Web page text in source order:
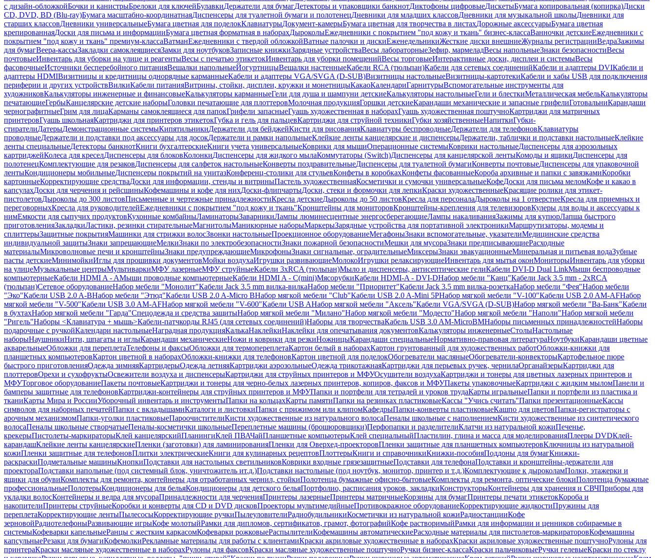
с дизайн-обложкойБочки и канистрыБрелоки для ключейБулавкиДержатели для бумагДетекторы и упаковщики банкнотДиктофоны цифровыеДискетыБумага копировальная (копирка)Диски
CD, DVD, BD (Blu-ray)Бумага масштабно-координатнаяДиспенсеры для туалетной бумаги и полотенецДневники для младших классовДневники для музыкальной школыДневники для
старших классовДневники универсальныеБумага цветная для поделокКлавиатурыДокумент-камерыБумага цветная для творчества в листахДорожные аксессуарыБумага цветная
крепированнаяДоски для письма и информацииБумага цветная форматная в наборахДыроколыЕжедневники с покрытием "под кожу и ткань" бизнес-классаВанночки детскиеЕжедневники с
покрытием "под кожу и ткань" премиум-классаВатманЕжедневники с твердой обложкойВатные палочки и дискиЕженедельникиЖесткие диски внешниеЖурналы регистрацииВедраЗажимы
для бумагВеера-кассыЗакладки самоклеящиесяЗамки для ноутбуковЗаписные книжкиЗарядные устройстваВесы лабораторныеЗефир, мармеладВесы напольныеЗнаки безопасностиВесы
почтовыеИнвентарь для уборки на улице и реагентыВесы с печатью этикетокИнвентарь для уборки помещенийВесы торговыеИнтерактивные доски, дисплеи и системыВесы
фасовочныеИсточники бесперебойного питанияВешалки напольныеЙогуртницыВешалки настенныеКабели RCA (тюльпан)Кабели для сетевых соединенийКабели и адаптеры DVIКабели и
адаптеры HDMIВизитницы и кредитницы однорядные карманныеКабели и адаптеры VGA/SVGA (D-SUB)Визитницы настольныеВизитницы-картотекиКабели и хабы USB для подключения
периферии и других устройствВилкиКабели питанияВитрины, стойки, дисплеи, кружки и монетницыКакаоКалендариГарнитурыВспомогательные инструменты для
художниковКалькуляторы инженерные и финансовыеКалькуляторы карманныеГели для душа и шампуни детскиеКалькуляторы настольныеГели и блесткиМеталлическая мебельКалькуляторы
печатающиеГербыКанцелярские детские наборыГоловки печатающие для плоттеровМолочная продукцияГоршки детскиеКарандаши механические и запасные грифелиГотовальниКарандаши
чернографитныеГрим для лицаКарманы самоклеящиеся для папокГрифели запасныеГуашь художественная в наборахГуашь художественная поштучноКартриджи для матричных
принтеровГуашь школьнаяКартриджи для принтеров этикетокГубка и гель для пальцевКартриджи для струйной техникиГубки хозяйственныеНапиткиГубки-
стирателиДатерыДемонстрационные системыКипятильникиДержатели для бейджейКисти для рисованияКлавиатуры беспроводныеДержатели для телефоновКлавиатуры
проводныеДержатели и подставки под аксессуары для досокДержатели и рамки напольныеКлейкие ленты канцелярские и диспенсерыДержатели, таблички и подставки настольныеКлейкие
ленты специальныеДетекторы банкнотКниги бухгалтерскиеКниги учета универсальныеКоврики для мышиОперационные системыКоврики настольныеДиспенсеры для аэрозольных
картриджейКолеса для креселДиспенсеры для блоковКолонкиДиспенсеры для жидкого мылаКоммутаторы (Switch)Диспенсеры для канцелярской лентыКомоды и ящикиДиспенсеры для
полотенецКомплектующие для резаковДиспенсеры для салфеток настольныеКонверты поздравительныеДиспенсеры для туалетной бумагиКонверты почтовыеДиспенсеры для упаковочной
лентыКондиционеры мобильныеДиспенсеры покрытий на унитазКонференц-столики для стульевКонфеты в коробкахКонфеты фасованныеКороба архивные и папки с завязкамиКоробки
картонныеКорректирующие средстваДоски для информации, стенды и витриныПастель художественнаяКосметички и сумочки универсальныеКофеДоски для письма меломКофе и какао в
капсулахДоски для черчения и рейсшиныКофемашины и кофе для нихДоски-флипчартыДоски, стеки и формочки для лепкиКраски художественныеКрасящие ролики для этикет-
пистолетовДыроколы до 300 листовПисьменные и чертежные принадлежностиКресла детскиеДыроколы до 50 листовКресла для персоналаДыроколы на 1 отверстиеКресла для приемных и
переговорныхКресла для руководителейЕжедневники с покрытием "под кожу и ткань"Кронштейны для мониторовКронштейны-крепления для телевизоровКулеры для воды и аксессуары к
нимЕмкости для сыпучих продуктовКухонные комбайныЛаминаторыЗаварникиЛампы люминесцентные энергосберегающиеЛампы накаливанияЗажимы для купюрЛапша быстрого
приготовленияЗакладкиЛастики, резинки стирательныеМагнитолыМаникюрные наборыМаркерыЗарядные устройства для портативной электроникиМаршрутизаторы, модемы и
сплиттерыЗащитные покрытияМашинки для стрижки волосЗвонки настольныеПроекционное оборудованиеМегафоныЗнаки вспомогательные, указателиМедицинские средства
индивидуальной защитыЗнаки запрещающиеМелкиЗнаки по электробезопасностиЗнаки пожарной безопасностиМешки для мусораЗнаки предписывающиеРасходные
материалыМикроволновые печи и кронштейныЗнаки предупреждающиеМикрофоныЗнаки сигнальные, оградительныеМиксерыЗнаки эвакуационныеМинеральная и питьевая водаЗубные
пасты детскиеМинимойкиИглы для прошивки документовМойки воздухаИгрушки развивающиеМолокоИгрушки релаксирующиеИнвентарь для мытья оконМониторыИнвентарь для уборки
на улицеМузыкальные центрыМультиваркиМФУ лазерныеМФУ струйныеКабели 3xRCA (тюльпан)Мыло и диспенсеры, антисептические гелиКабели DVI-D Dual LinkМыши беспроводные
компьютерныеКабели HDMI A - AМыши проводные компьютерныеКабели HDMI A - C(mini)МясорубкиКабели HDMI-A - DVI-DНабор мебели "Канц"Кабели Jack 3.5 mm - 2xRCA
(тюльпан)Сетевое оборудованиеНабор мебели "Монолит"Кабели Jack 3.5 mm вилка-вилкаНабор мебели "Приоритет"Кабели Jack 3.5 mm вилка-розеткаНабор мебели "Фея"Набор мебели
"Эко"Кабели USB 2.0 A-BНабор мебели "Этюд"Кабели USB 2.0 A-Micro BНабор мягкой мебели "Club"Кабели USB 2.0 A-Mini 5PНабор мягкой мебели "V-100"Кабели USB 2.0 AM-AFНабор
мягкой мебели "V-500"Кабели USB 3.0 AM-AFНабор мягкой мебели "V-600"Кабели USB AНабор мягкой мебели "Аксель"Кабели VGA/SVGA (D-SUB)Набор мягкой мебели "Ва-Банк"Кабели
в бухтахНабор мягкой мебели "Гарда"Спецодежда и средства защитыНабор мягкой мебели "Милано"Набор мягкой мебели "Модесто"Набор мягкой мебели "Наполи"Набор мягкой мебели
"Ригель"Наборы <Клавиатура + мышь>Кабели-патчкорды RJ45 (для сетевых соединений)Наборы для творчестваКабель USB 3.0 AM-MicroBMНаборы письменных принадлежностейНаборы
подарочные с ручкойКалендари настольныеНаградная продукцияКалькаНаклейкиНаклейки для опечатывания документовКалькуляторы инженерныеСтолыНастольные
наборыНаушникиНити, шпагаты и иглыКарандаши механическиеНожи и коврики для резкиНожницыКарандаши специальныеНормативно-правовая литератураНоутбукиКарандаши цветные
акварельныеОбложки для переплетаТелефоны и факсыОбложки для термопереплетаКартон белый в наборахКартон грунтованный для художественных работОбложки-книжки для
планшетных компьютеровКартон цветной в наборахОбложки-книжки для телефоновКартон цветной для поделокОбогреватели масляныеОбогреватели-конвекторыКартофельное пюре
быстрого приготовленияОдежда зимняяКартридерыОдежда летняяКартриджи аэрозольныеОдежда трикотажнаяКартриджи для перьевых ручек, чернилаОрганайзерыКартриджи для
плоттеровОрехи и сухофруктыОсвежители воздуха и диспенсерыКартриджи для струйных принтеров и МФУОсушители воздухаКартриджи и тонеры для цветных лазерных принтеров и
МФУТорговое оборудованиеПакеты почтовыеКартриджи и тонеры для черно-белых лазерных принтеров, копиров, факсов и МФУПакеты упаковочныеКартриджи с жидким мыломПанели и
бамперы защитные для телефоновКартриджи-контейнеры для струйных принтеров и МФУПапки и портфели для тетрадей и уроков трудаКарты игральныеПапки и портфели из пластика и
тканиКарты Мира и РоссииУборочный инвентарь и инструментыПапки на кольцахКарты памятиПапки на резинках пластиковыеКассы "Учись считать"Папки презентационныеКассы
символов для наборных печатейПапки с вкладышамиКаталоги и листовкиПапки с прижимом или клипомКафедрыПапки-конверты пластиковыеКашпо для цветовПапки-регистраторы с
арочным механизмомПапки-уголки пластиковыеПароочистителиКисти художественные из натурального волосаПеналы школьные с наполнениемКисти художественные из синтетического
волосаПеналы школьные створчатыеПеналы-косметички школьныеПереплетные машины (брошюровщики)Перфопапки и разделителиКлатчи из натуральной кожиПеченье,
крекерыПистолеты-маркираторыКлей канцелярскийПланингиКлей ПВАЧайПланшетные компьютерыКлей специальныйПластилин, глина и масса для моделированияПлееры DVDКлей-
карандашКлейкие ленты канцелярскиеПленки (заготовки) для ламинированияПленки для Оверхед-проекторовПленки защитные для планшетных компьютеровКлючницы из натуральной
кожиПленки защитные для телефоновПлитки электрическиеКниги для кулинарных рецептовПлоттерыКниги и справочникиКнижки-пособияПоддоны для бумагКнижки-
раскраскиПодметальные машиныКнопкиПодставки для настольных светильниковКоврики входные грязезащитныеПодставки для телефонаПодставки и кронштейны-держатели для
проектораПодставки напольные (под системный блок, уничтожитель ит.д.)Подставки настольные (под ноутбук, монитор, принтер и т.д.)Комплектующие к дыроколамПолки, этажерки и
ящики для обувиКомплекты для ремонта, контейнеры для отработанных чернил, стойкиПолотенца бумажные офисно-бытовыеКомплекты для ремонта, оптические блокиПолотенца бумажные
профессиональныеПолотерыКондиционеры для бельяКондиционеры для детского бельяПортфолио, расписания уроков, закладкиКонструкторыКонтейнеры для хранения и СВЧПриборы для
укладки волосКонтейнеры и ведра для мусораПринадлежности для черченияПринтеры лазерныеПринтеры матричныеКорзины для бумагПринтеры печати этикетокКороба и
накопителиПринтеры струйныеКоробки и конверты для CD и DVD дисковПроекторы мультимедийныеПротивокражное оборудованиеКорректирующие жидкостиПружины для
переплетаКорректирующие лентыПылесосыКорректирующие ручкиПылеуловителиРадиобудильникиКосметички из натуральной кожиРадиостанцииКофе
зерновойРадиотелефоныРазвивающие игрыКофе молотыйРамки для дипломов, сертификатов, грамот, фотографийКофе растворимыйРамки для информации и ценников собираемые в
системыКофеварки капельныеРанцы с жестким каркасомКофеварки рожковыеРаспылителиКофемашины автоматическиеРасходные материалы для пистолетов-маркираторовКофемашины
капсульныеРезаки для бумагиКофемолкиРекламные материалы для работы с клиентамиКраски акриловые художественные в наборахКраски акриловые художественные поштучноРулоны для
принтераКраски масляные художественные в наборахРулоны для факсовКраски масляные художественные поштучноРучки бизнес-классаКраски пальчиковыеРучки гелевыеКраски по стеклу